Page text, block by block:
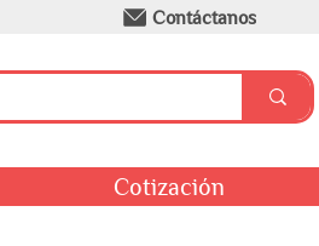
Contáctanos
Cotización